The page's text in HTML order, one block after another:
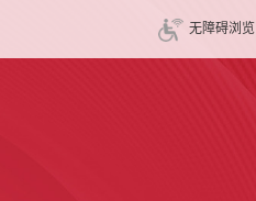
无障碍浏览